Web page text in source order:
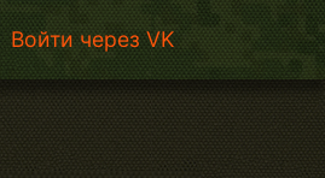
Войти через VK